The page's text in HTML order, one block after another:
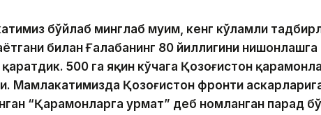
бўйлаб минглаб муҳим, кенг кўламли
билан Ғалабанинг 80 йиллигини нишонлашга
500 га яқин кўчага Қозоғистон
Мамлакатимизда Қозоғистон фронти
“Қаҳрамонларга ҳурмат” деб номланган парад